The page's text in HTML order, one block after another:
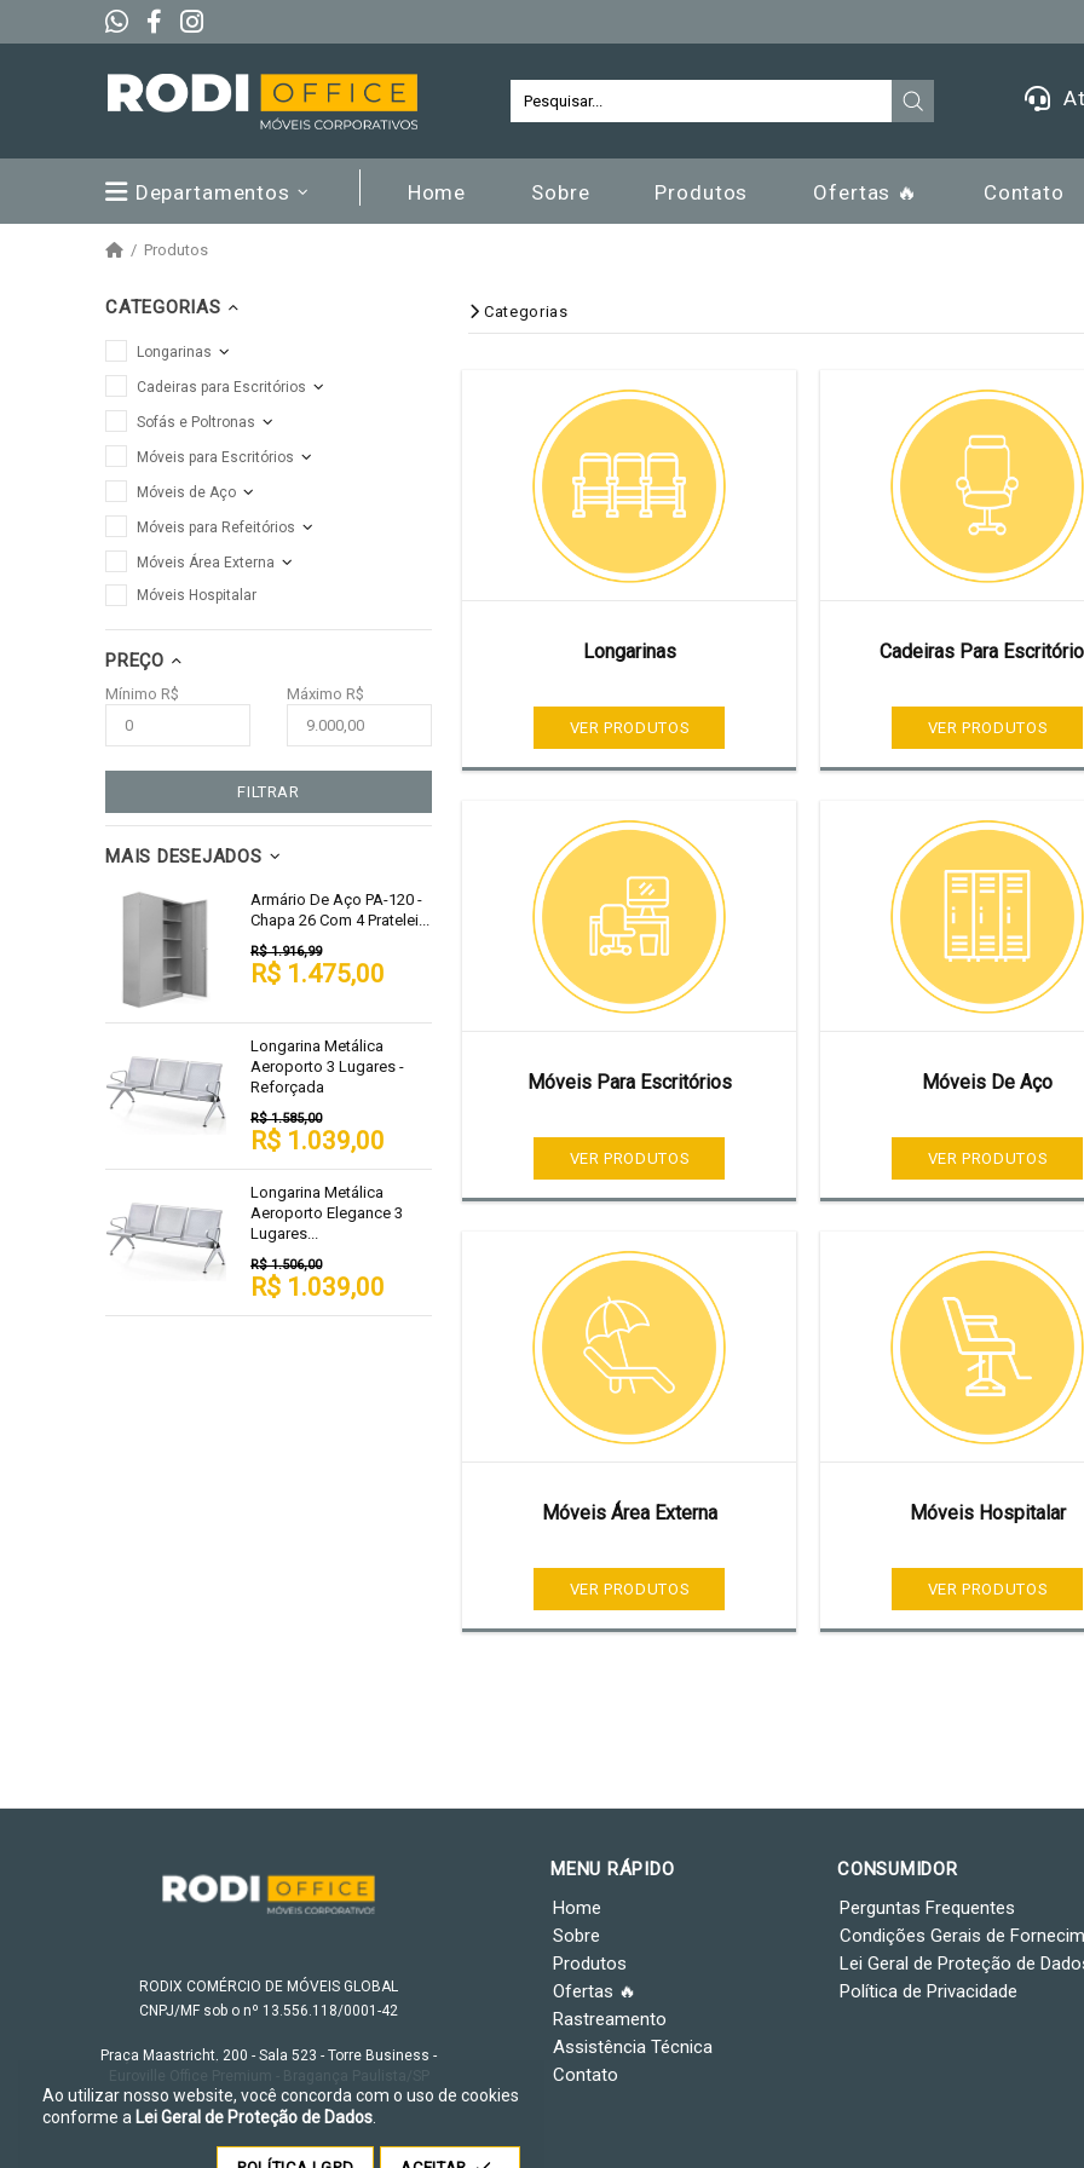
Departamentos Home Sobre Produtos Ofertas 🔥 Contato
Produtos
CATEGORIAS
Longarinas
Cadeiras para Escritórios
Sofás e Poltronas
Móveis para Escritórios
Móveis de Aço
Móveis para Refeitórios
Móveis Área Externa
Móveis Hospitalar
PREÇO
Mínimo R$ Máximo R$
FILTRAR
MAIS DESEJADOS
Armário De Aço PA-120 -
Chapa 26 Com 4 Pratelei...
R$ 1.916,99
R$ 1.475,00
Longarina Metálica
Aeroporto 3 Lugares -
Reforçada
R$ 1.585,00
R$ 1.039,00
Longarina Metálica
Aeroporto Elegance 3
Lugares...
R$ 1.506,00
R$ 1.039,00
Categorias
Longarinas
VER PRODUTOS
Cadeiras Para
VER PRODUTOS
Móveis Para Escritórios
VER PRODUTOS
Móveis De Aço
VER PRODUTOS
Móveis Área Externa
VER PRODUTOS
Móveis Hospitalar
VER PRODUTOS
RODIX COMÉRCIO DE MÓVEIS GLOBAL
CNPJ/MF sob o nº 13.556.118/0001-42
Praça Maastricht, 200 - Sala 523 - Torre Business -
MENU RÁPIDO
Home
Sobre
Produtos
Ofertas 🔥
Rastreamento
Assistência Técnica
Contato
CONSUMIDOR
Perguntas Frequentes
Condições Gerais de
Lei Geral de Proteção de
Política de Privacidade
Ao utilizar nosso website, você concorda com o uso de cookies
conforme a Lei Geral de Proteção de Dados